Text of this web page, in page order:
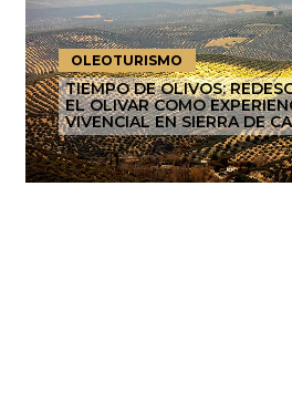
OLEOTURISMO
TIEMPO DE OLIVOS:
EL OLIVAR COMO
VIVENCIAL EN SIERRA DE